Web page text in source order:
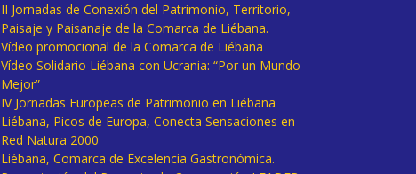
II Jornadas de Conexión del Patrimonio, Territorio,
Paisaje y Paisanaje de la Comarca de Liébana.
Vídeo promocional de la Comarca de Liébana
Vídeo Solidario Liébana con Ucrania: “Por un Mundo
Mejor”
IV Jornadas Europeas de Patrimonio en Liébana
Liébana, Picos de Europa, Conecta Sensaciones en
Red Natura 2000
Liébana, Comarca de Excelencia Gastronómica.